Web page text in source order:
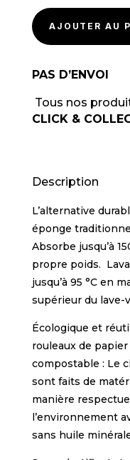
AJOUTER AU
PAS D’ENVOI
Tous nos
CLICK &
Description
L’alternative
éponge
Absorbe jusqu’à
propre poids.
jusqu’à 95 °C en
supérieur du lave-
Écologique et
rouleaux de
compostable : Le
sont faits de
manière
l’environnement
sans huile